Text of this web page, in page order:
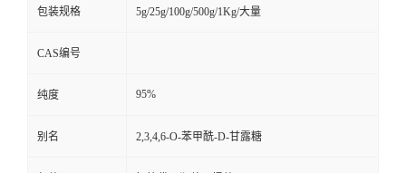
包装规格 5g/25g/100g/500g/1Kg/大量
CAS编号
纯度 95%
别名 2,3,4,6-O-苯甲酰-D-甘露糖